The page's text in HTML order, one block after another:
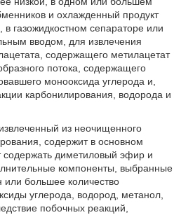
и охлажденный продукт
газожидкостном сепараторе или
вводом, для извлечения
содержащего метилацетат
потока, содержащего
монооксида углерода и,
карбонилирования, водорода и
из неочищенного
содержит в основном
содержать диметиловый эфир и
компоненты, выбранные
большее количество
углерода, водород, метанол,
побочных реакций,